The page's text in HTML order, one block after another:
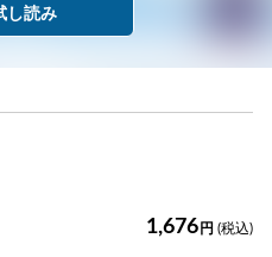
し読み
1,676 円 (税込)